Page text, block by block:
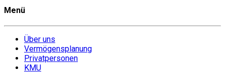
Menü
Über uns
Vermögensplanung
Privatpersonen
KMU